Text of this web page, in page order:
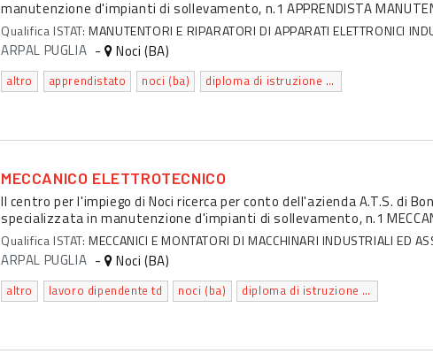
manutenzione d'impianti di sollevamento, n.1 APPRENDISTA
Qualifica ISTAT: MANUTENTORI E RIPARATORI DI APPARATI ELETTRONICI
ARPAL PUGLIA - Noci (BA)
altro apprendistato noci (ba) diploma di istruzione secondaria superiore che permette l'accesso all'universita'
MECCANICO ELETTROTECNICO
Il centro per l'impiego di Noci ricerca per conto dell'azienda A.T.S. di
specializzata in manutenzione d'impianti di sollevamento, n.1
Qualifica ISTAT: MECCANICI E MONTATORI DI MACCHINARI INDUSTRIALI ED
ARPAL PUGLIA - Noci (BA)
altro lavoro dipendente td noci (ba) diploma di istruzione secondaria superiore che permette l'accesso all'universita'